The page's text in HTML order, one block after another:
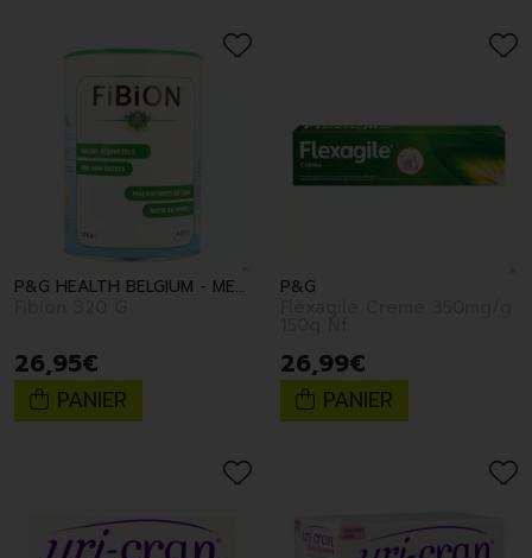
P&G HEALTH BELGIUM - MERCK CON
26,95€
PANIER
P&G
26,99€
PANIER